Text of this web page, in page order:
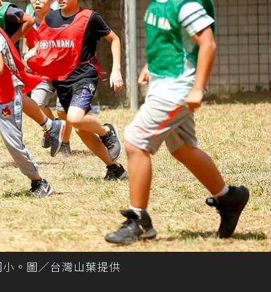
。圖／台灣山葉提供